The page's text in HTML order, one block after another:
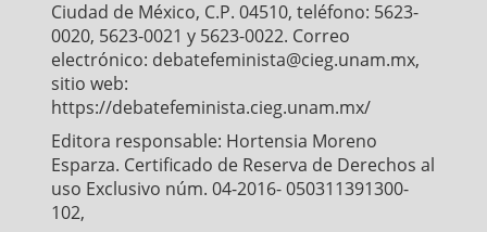
Ciudad de México, C.P. 04510, teléfono: 5623-
0020, 5623-0021 y 5623-0022. Correo
electrónico: debatefeminista@cieg.unam.mx,
sitio web:
https://debatefeminista.cieg.unam.mx/
Editora responsable: Hortensia Moreno
Esparza. Certificado de Reserva de Derechos al
uso Exclusivo núm. 04-2016- 050311391300-
102,